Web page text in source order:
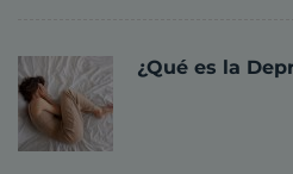
¿Qué es la